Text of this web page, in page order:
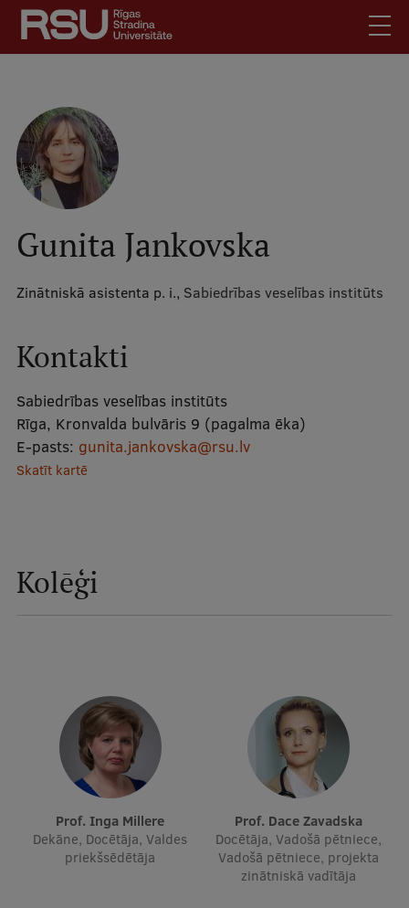
Pārlekt
galveno
saturu
Latviski
Meklēt Mobile
augšējā
izvēlne
Skolēniem
Studentiem
Darbiniekiem
Darba devējiem
Kontakti
Mobile
galvenā
Studiju iespējas
Maģistra studiju programmas
Doktorantūra
Praktiska informācija
Par RSU
Studentu dzīve
Gunita Jankovska
Zinātniskā asistenta p. i., Sabiedrības veselības institūts
Kontakti
Sabiedrības veselības institūts
Rīga, Kronvalda bulvāris 9 (pagalma ēka)
E-pasts: gunita.jankovska@rsu.lv
Skatīt kartē
Kolēģi
Prof. Inga Millere
Dekāne, Docētāja, Valdes
priekšsēdētāja
Prof. Dace Zavadska
Docētāja, Vadošā pētniece,
Vadošā pētniece, projekta
zinātniskā vadītāja